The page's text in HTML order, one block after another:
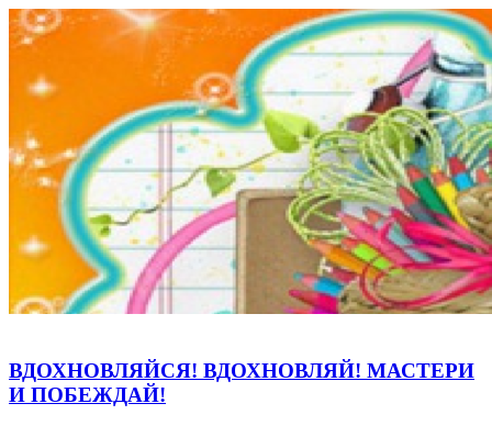
ВДОХНОВЛЯЙСЯ! ВДОХНОВЛЯЙ! МАСТЕРИ
И ПОБЕЖДАЙ!